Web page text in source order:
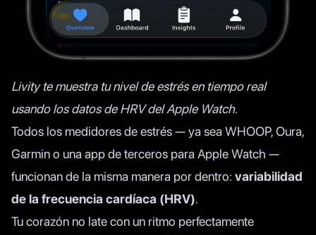
Livity te muestra tu nivel de estrés en tiempo real
usando los datos de HRV del Apple Watch.
Todos los medidores de estrés — ya sea WHOOP, Oura,
Garmin o una app de terceros para Apple Watch —
funcionan de la misma manera por dentro: variabilidad
de la frecuencia cardíaca (HRV).
Tu corazón no late con un ritmo perfectamente